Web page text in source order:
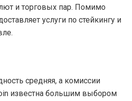
и торговых пар. Помимо
услуги по стейкингу и
средняя, а комиссии
известна большим выбором